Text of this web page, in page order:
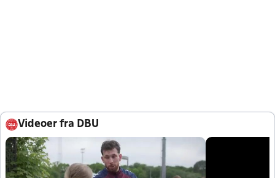
Videoer fra DBU